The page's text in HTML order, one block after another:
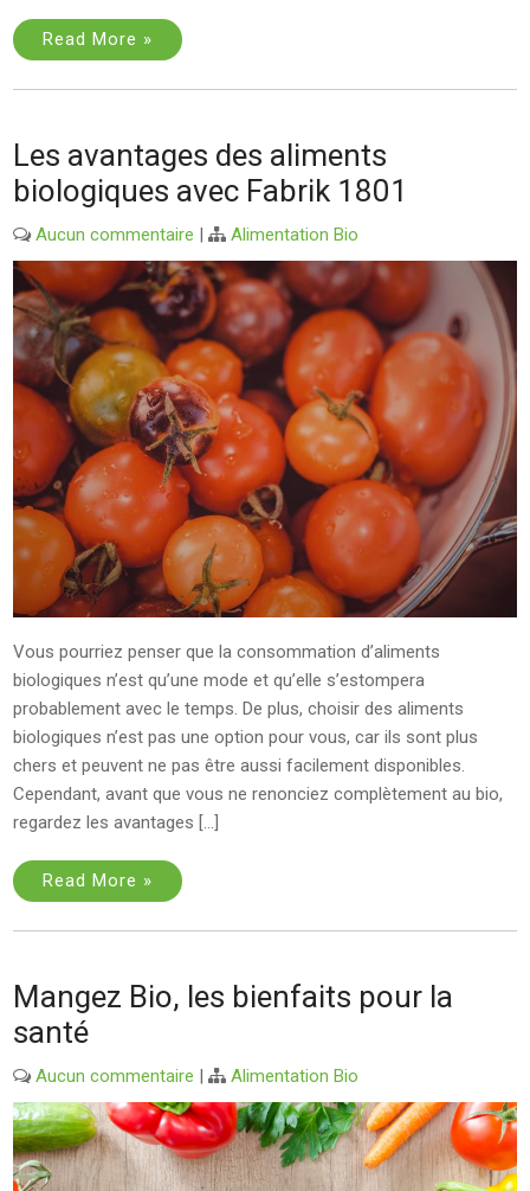
Read More »
Les avantages des aliments
biologiques avec Fabrik 1801
Aucun commentaire | Alimentation Bio
Vous pourriez penser que la consommation d’aliments
biologiques n’est qu’une mode et qu’elle s’estompera
probablement avec le temps. De plus, choisir des aliments
biologiques n’est pas une option pour vous, car ils sont plus
chers et peuvent ne pas être aussi facilement disponibles.
Cependant, avant que vous ne renonciez complètement au bio,
regardez les avantages […]
Read More »
Mangez Bio, les bienfaits pour la
santé
Aucun commentaire | Alimentation Bio